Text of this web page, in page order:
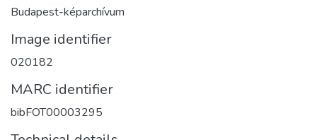
Budapest-képarchívum
Image identifier
020182
MARC identifier
bibFOT00003295